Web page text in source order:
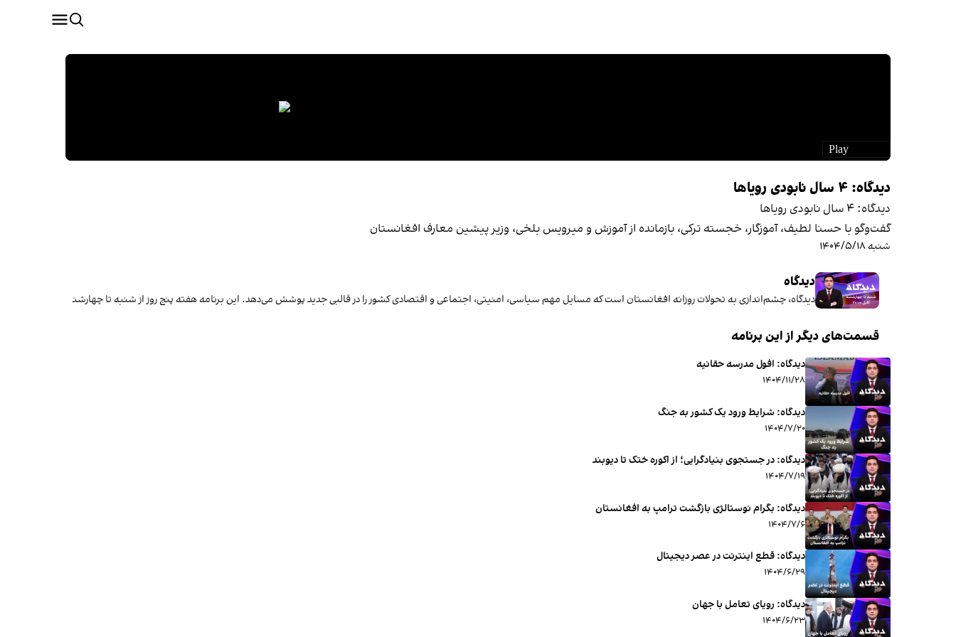
دیدگاه: ۴ سال نابودی رویاها
دیدگاه: ۴ سال نابودی رویاها
گفت‌وگو با حسنا لطیف، آموزگار، خجسته ترکی، بازمانده از آموزش و میرویس بلخی، وزیر پیشین معارف افغانستان
شنبه ۱۴۰۴/۵/۱۸
دیدگاه
دیدگاه، چشم‌اندازی به تحولات روزانه افغانستان است که مسایل مهم سیاسی، امنیتی، اجتماعی و اقتصادی کشور را در قالبی جدید پوشش می‌دهد. این برنامه هفته پنج روز از شنبه تا چهارشنبه نشر می‌شود.
قسمت‌های دیگر از این برنامه
دیدگاه: افول مدرسه حقانیه
۱۴۰۴/۱۱/۲۸
دیدگاه: شرایط ورود یک کشور به جنگ
۱۴۰۴/۷/۲۰
دیدگاه: در جستجوی بنیادگرایی؛ از اکوره ختک تا دیوبند
۱۴۰۴/۷/۱۹
دیدگاه: بگرام نوستالژی بازگشت ترامپ به افغانستان
۱۴۰۴/۷/۶
دیدگاه: قطع اینترنت در عصر دیجیتال
۱۴۰۴/۶/۲۹
ديدگاه: رویای تعامل با جهان
۱۴۰۴/۶/۲۳